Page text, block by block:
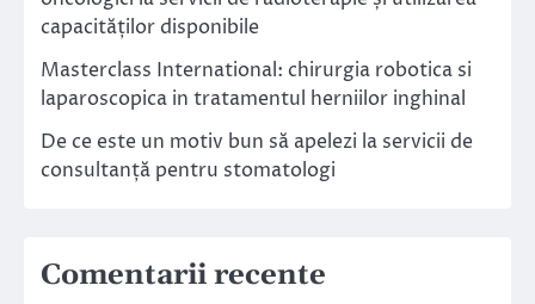
capacităților disponibile
Masterclass International: chirurgia robotica si
laparoscopica in tratamentul herniilor inghinal
De ce este un motiv bun să apelezi la servicii de
consultanță pentru stomatologi
Comentarii recente